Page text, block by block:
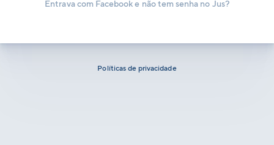
Entrava com Facebook e não tem senha no Jus?
Políticas de privacidade